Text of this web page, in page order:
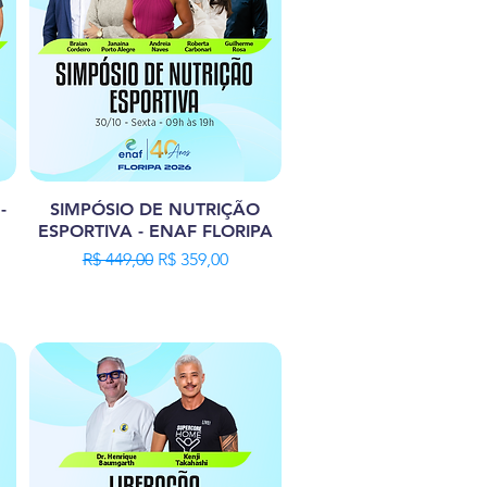
SIMPÓSIO DE NUTRIÇÃO
ESPORTIVA - ENAF FLORIPA
Preço normal
R$ 449,00 Preço promocional
R$ 359,00